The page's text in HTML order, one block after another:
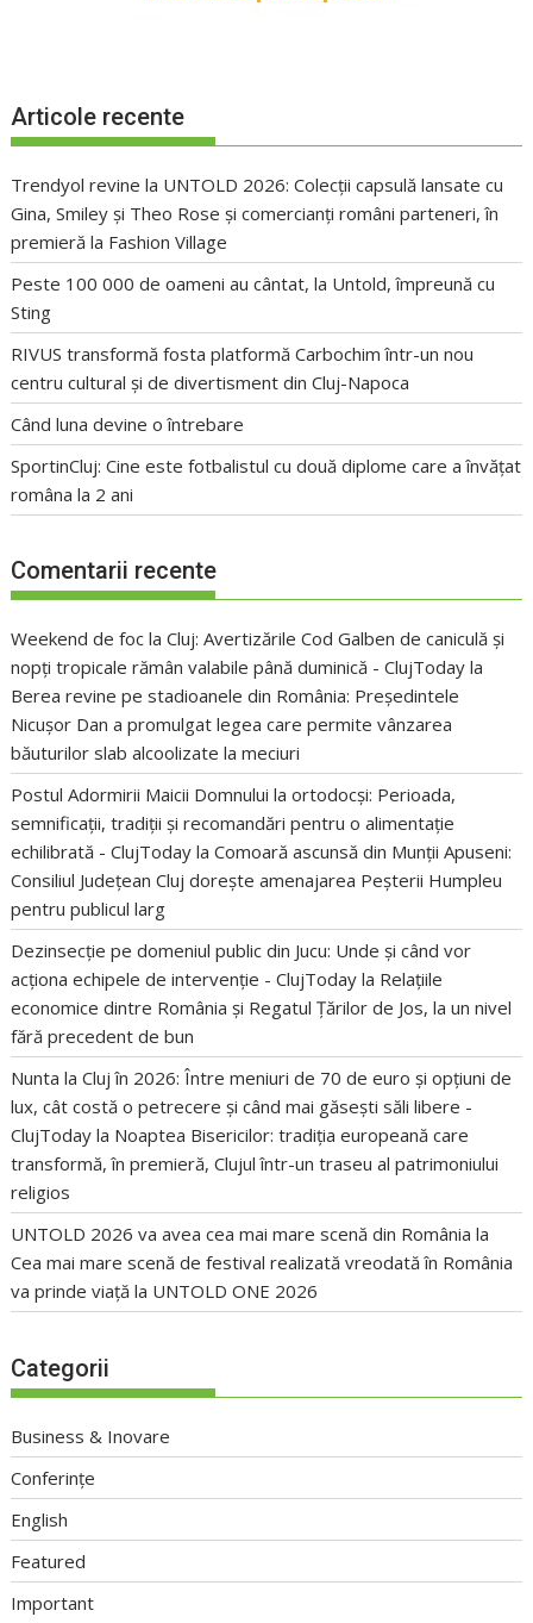
Articole recente
Trendyol revine la UNTOLD 2026: Colecții capsulă lansate cu
Gina, Smiley și Theo Rose și comercianți români parteneri, în
premieră la Fashion Village
Peste 100 000 de oameni au cântat, la Untold, împreună cu
Sting
RIVUS transformă fosta platformă Carbochim într-un nou
centru cultural și de divertisment din Cluj-Napoca
Când luna devine o întrebare
SportinCluj: Cine este fotbalistul cu două diplome care a învățat
româna la 2 ani
Comentarii recente
Weekend de foc la Cluj: Avertizările Cod Galben de caniculă și
nopți tropicale rămân valabile până duminică - ClujToday la
Berea revine pe stadioanele din România: Președintele
Nicușor Dan a promulgat legea care permite vânzarea
băuturilor slab alcoolizate la meciuri
Postul Adormirii Maicii Domnului la ortodocși: Perioada,
semnificații, tradiții și recomandări pentru o alimentație
echilibrată - ClujToday laComoară ascunsă din Munții Apuseni:
Consiliul Județean Cluj dorește amenajarea Peșterii Humpleu
pentru publicul larg
Dezinsecție pe domeniul public din Jucu: Unde și când vor
acționa echipele de intervenție - ClujToday la Relațiile
economice dintre România și Regatul Țărilor de Jos, la un nivel
fără precedent de bun
Nunta la Cluj în 2026: Între meniuri de 70 de euro și opțiuni de
lux, cât costă o petrecere și când mai găsești săli libere -
ClujToday la Noaptea Bisericilor: tradiția europeană care
transformă, în premieră, Clujul într-un traseu al patrimoniului
religios
UNTOLD 2026 va avea cea mai mare scenă din România la
Cea mai mare scenă de festival realizată vreodată în România
va prinde viață la UNTOLD ONE 2026
Categorii
Business & Inovare
Conferințe
English
Featured
Important